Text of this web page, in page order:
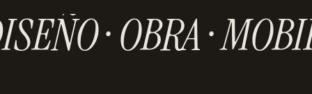
· OBRA ·